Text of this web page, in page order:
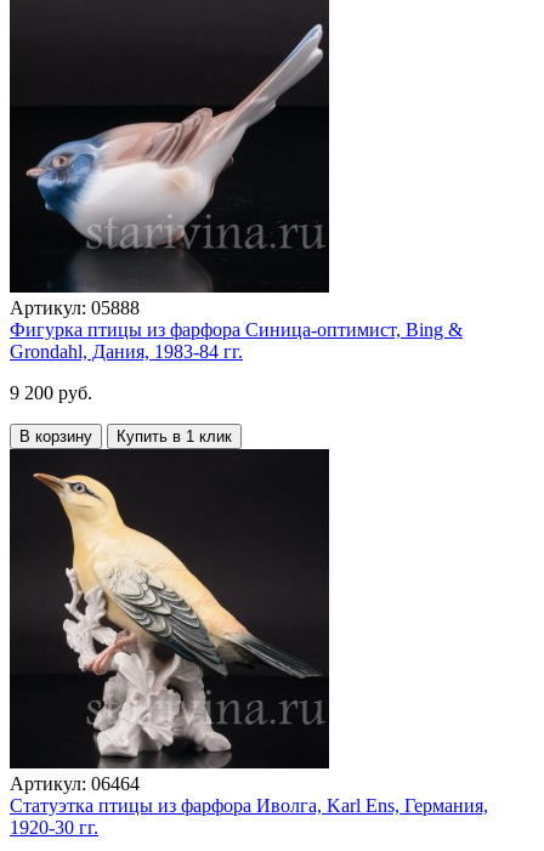
Артикул: 05888
Фигурка птицы из фарфора Синица-оптимист, Bing &
Grondahl, Дания, 1983-84 гг.
9 200 руб.
В корзину Купить в 1 клик
Артикул: 06464
Статуэтка птицы из фарфора Иволга, Karl Ens, Германия,
1920-30 гг.